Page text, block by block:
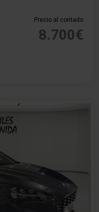
Precio al contado
8.700€